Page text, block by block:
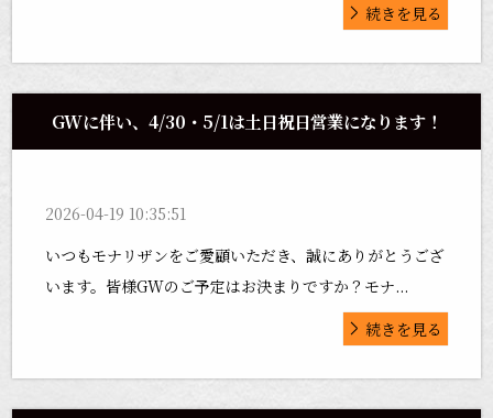
続きを見る
GWに伴い、4/30・5/1は土日祝日営業になります！
2026-04-19 10:35:51
いつもモナリザンをご愛顧いただき、誠にありがとうござ
います。皆様GWのご予定はお決まりですか？モナ...
続きを見る